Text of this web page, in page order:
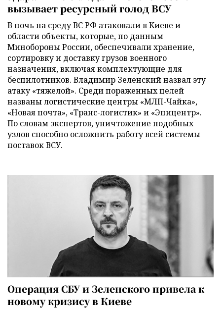
вызывает ресурсный голод ВСУ
В ночь на среду ВС РФ атаковали в Киеве и
области объекты, которые, по данным
Минобороны России, обеспечивали хранение,
сортировку и доставку грузов военного
назначения, включая комплектующие для
беспилотников. Владимир Зеленский назвал эту
атаку «тяжелой». Среди пораженных целей
названы логистические центры «МЛП-Чайка»,
«Новая почта», «Транс-логистик» и «Эпицентр».
По словам экспертов, уничтожение подобных
узлов способно осложнить работу всей системы
поставок ВСУ.
Операция СБУ и Зеленского привела к
новому кризису в Киеве